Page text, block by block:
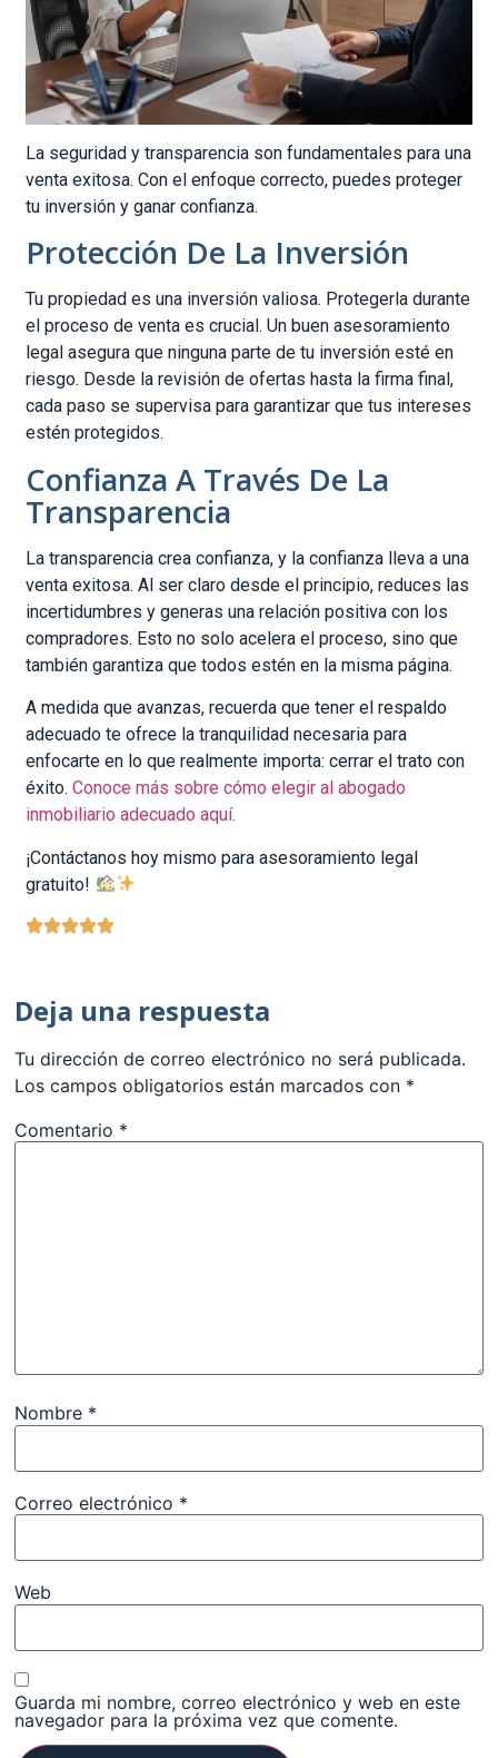
La seguridad y transparencia son fundamentales para una
venta exitosa. Con el enfoque correcto, puedes proteger
tu inversión y ganar confianza.
Protección De La Inversión
Tu propiedad es una inversión valiosa. Protegerla durante
el proceso de venta es crucial. Un buen asesoramiento
legal asegura que ninguna parte de tu inversión esté en
riesgo. Desde la revisión de ofertas hasta la firma final,
cada paso se supervisa para garantizar que tus intereses
estén protegidos.
Confianza A Través De La
Transparencia
La transparencia crea confianza, y la confianza lleva a una
venta exitosa. Al ser claro desde el principio, reduces las
incertidumbres y generas una relación positiva con los
compradores. Esto no solo acelera el proceso, sino que
también garantiza que todos estén en la misma página.
A medida que avanzas, recuerda que tener el respaldo
adecuado te ofrece la tranquilidad necesaria para
enfocarte en lo que realmente importa: cerrar el trato con
éxito.Conoce más sobre cómo elegir al abogado
inmobiliario adecuado aquí.
¡Contáctanos hoy mismo para asesoramiento legal
gratuito!
Deja una respuesta
Tu dirección de correo electrónico no será publicada.
Los campos obligatorios están marcados con *
Comentario *
Nombre *
Correo electrónico *
Web
Guarda mi nombre, correo electrónico y web en este
navegador para la próxima vez que comente.